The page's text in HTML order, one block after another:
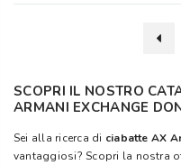
SCOPRI IL NOSTRO
ARMANI EXCHANGE
Sei alla ricerca di ciabatte AX
vantaggiosi? Scopri la nostra